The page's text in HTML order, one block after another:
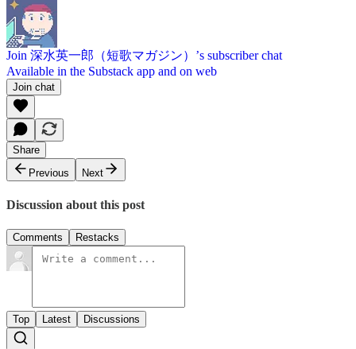
Join 深水英一郎（短歌マガジン）’s subscriber chat
Available in the Substack app and on web
Join chat
Share
Previous
Next
Discussion about this post
Comments Restacks
Top Latest Discussions